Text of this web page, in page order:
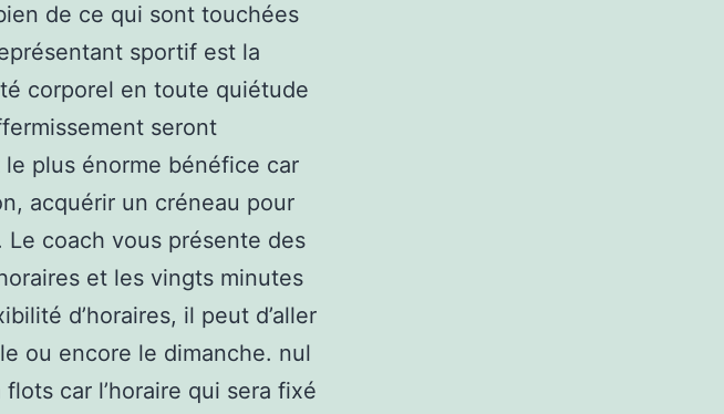
de ce qui sont touchées
sportif est la
corporel en toute quiétude
seront
le plus énorme bénéfice car
acquérir un créneau pour
coach vous présente des
et les vingts minutes
d’horaires, il peut d’aller
ou encore le dimanche. nul
car l’horaire qui sera fixé